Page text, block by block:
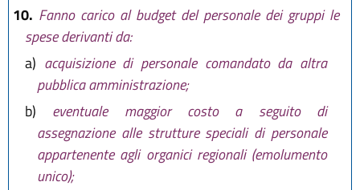
10. Fanno carico al budget del personale dei gruppi le
spese derivanti da:
a) acquisizione di personale comandato da altra
pubblica amministrazione;
b)
eventuale maggior costo a seguito di
assegnazione alle strutture speciali di personale
appartenente agli organici regionali (emolumento
unico);